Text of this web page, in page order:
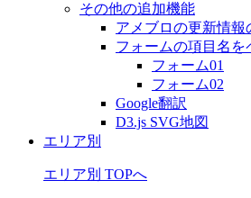
その他の追加機能
アメブロの更新情報
フォームの項目名を
フォーム01
フォーム02
Google翻訳
D3.js SVG地図
エリア別
エリア別 TOPへ